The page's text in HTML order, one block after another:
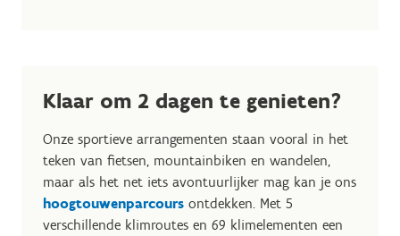
Klaar om 2 dagen te genieten?
Onze sportieve arrangementen staan vooral in het
teken van fietsen, mountainbiken en wandelen,
maar als het net iets avontuurlijker mag kan je ons
hoogtouwenparcours ontdekken. Met 5
verschillende klimroutes en 69 klimelementen een